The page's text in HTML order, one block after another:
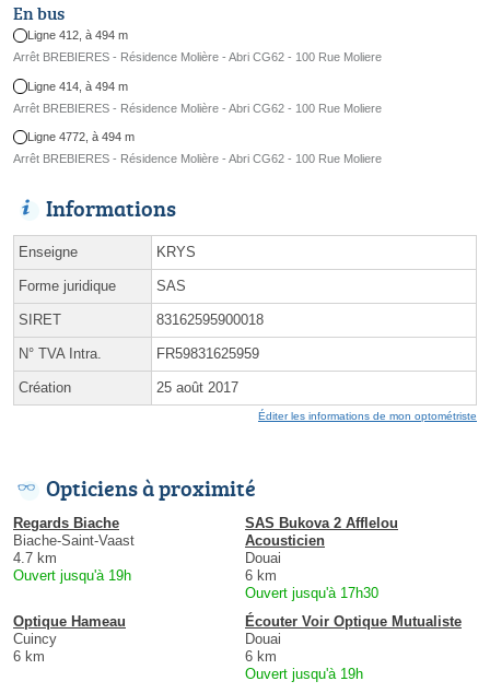
En bus
Ligne 412, à 494 m
Arrêt BREBIERES - Résidence Molière - Abri CG62 - 100 Rue Moliere
Ligne 414, à 494 m
Arrêt BREBIERES - Résidence Molière - Abri CG62 - 100 Rue Moliere
Ligne 4772, à 494 m
Arrêt BREBIERES - Résidence Molière - Abri CG62 - 100 Rue Moliere
Informations
Enseigne KRYS
Forme juridique SAS
SIRET 83162595900018
N° TVA Intra. FR59831625959
Création 25 août 2017
Éditer les informations de mon optométriste
Opticiens à proximité
Regards Biache
Biache-Saint-Vaast
4.7 km
Ouvert jusqu'à 19h
SAS Bukova 2 Afflelou
Acousticien
Douai
6 km
Ouvert jusqu'à 17h30
Optique Hameau
Cuincy
6 km
Écouter Voir Optique Mutualiste
Douai
6 km
Ouvert jusqu'à 19h